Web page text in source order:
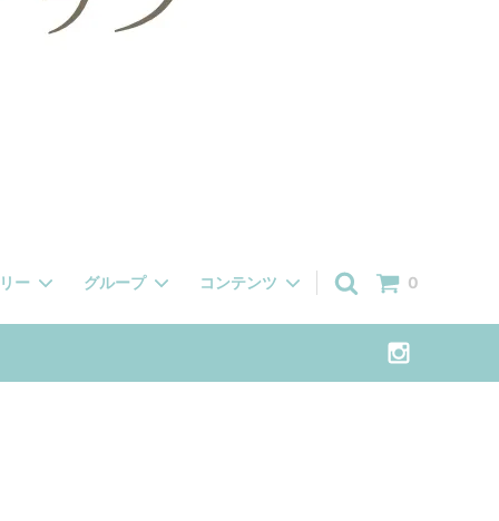
0
ー グループ コンテンツ
メール受信設定について・ご注文前にご
確認くださいませ